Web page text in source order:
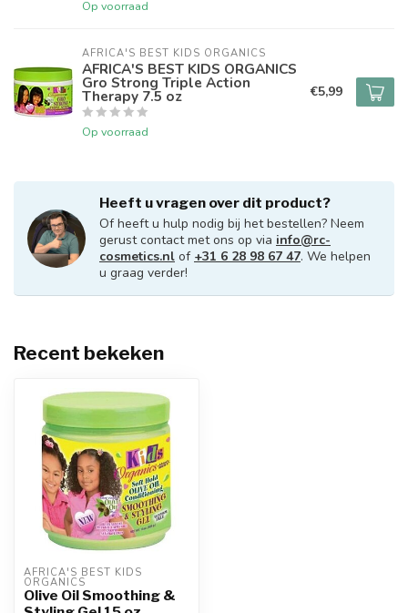
Op voorraad
AFRICA'S BEST KIDS ORGANICS
AFRICA'S BEST KIDS ORGANICS
Gro Strong Triple Action
Therapy 7.5 oz
Op voorraad
€5,99
Heeft u vragen over dit product?
Of heeft u hulp nodig bij het bestellen? Neem
gerust contact met ons op via info@rc-
cosmetics.nl of +31 6 28 98 67 47. We helpen
u graag verder!
Recent bekeken
AFRICA'S BEST KIDS
ORGANICS
Olive Oil Smoothing &